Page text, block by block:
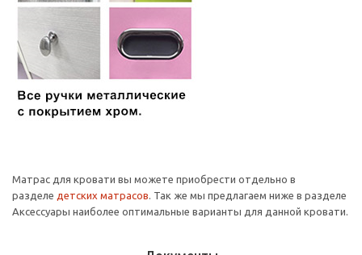
Матрас для кровати вы можете приобрести отдельно в
разделе детских матрасов. Так же мы предлагаем ниже в разделе
Аксессуары наиболее оптимальные варианты для данной кровати.